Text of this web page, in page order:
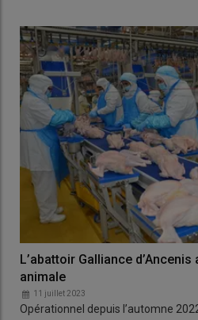
L’abattoir Galliance
animale
11 juillet 2023
Opérationnel depuis l’automne